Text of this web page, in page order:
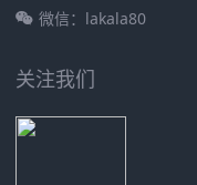
微信：lakala80
关注我们